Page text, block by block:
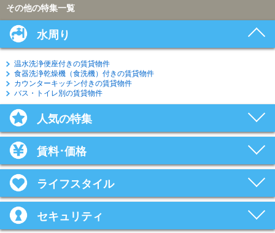
その他の特集一覧
水周り
温水洗浄便座付きの賃貸物件
食器洗浄乾燥機（食洗機）付きの賃貸物件
カウンターキッチン付きの賃貸物件
バス・トイレ別の賃貸物件
人気の特集
賃料･価格
ライフスタイル
セキュリティ